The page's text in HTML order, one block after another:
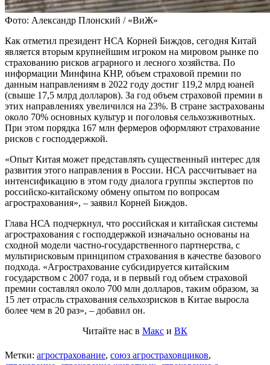
Фото: Александр Плонский / «ВиЖ»
Как отметил президент НСА Корней Биждов, сегодня Китай
является вторым крупнейшим игроком на мировом рынке по
страхованию рисков аграрного и лесного хозяйства. По
информации Минфина КНР, объем страховой премии по
данным направлениям в 2022 году достиг 119,2 млрд юаней
(свыше 17,5 млрд долларов). За год объем страховой премии в
этих направлениях увеличился на 23%. В стране застрахованы
около 70% основных культур и поголовья сельхозживотных.
При этом порядка 167 млн фермеров оформляют страхование
рисков с господдержкой.
«Опыт Китая может представлять существенный интерес для
развития этого направления в России. НСА рассчитывает на
интенсификацию в этом году диалога группы экспертов по
российско-китайскому обмену опытом по вопросам
агрострахования», – заявил Корней Биждов.
Глава НСА подчеркнул, что российская и китайская системы
агрострахования с господдержкой изначально основаны на
сходной модели частно-государственного партнерства, с
мультирисковым принципом страхования в качестве базового
подхода. «Агрострахование субсидируется китайским
государством с 2007 года, и в первый год объем страховой
премии составлял около 700 млн долларов, таким образом, за
15 лет отрасль страхования сельхозрисков в Китае выросла
более чем в 20 раз», – добавил он.
Читайте нас в Макс и ВК
Метки: агрострахование, союз агростраховщиков,